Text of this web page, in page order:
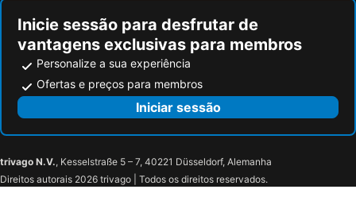
Inicie sessão para desfrutar de
vantagens exclusivas para membros
Personalize a sua experiência
Ofertas e preços para membros
Iniciar sessão
trivago N.V., Kesselstraße 5 – 7, 40221 Düsseldorf, Alemanha
Direitos autorais 2026 trivago | Todos os direitos reservados.